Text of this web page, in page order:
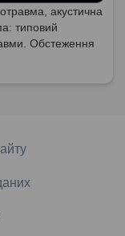
акустична
типовий
Обстеження